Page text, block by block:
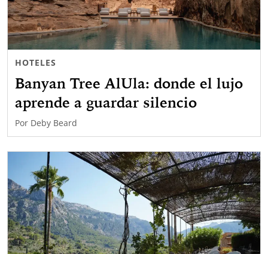
HOTELES
Banyan Tree AlUla: donde el lujo
aprende a guardar silencio
Por Deby Beard